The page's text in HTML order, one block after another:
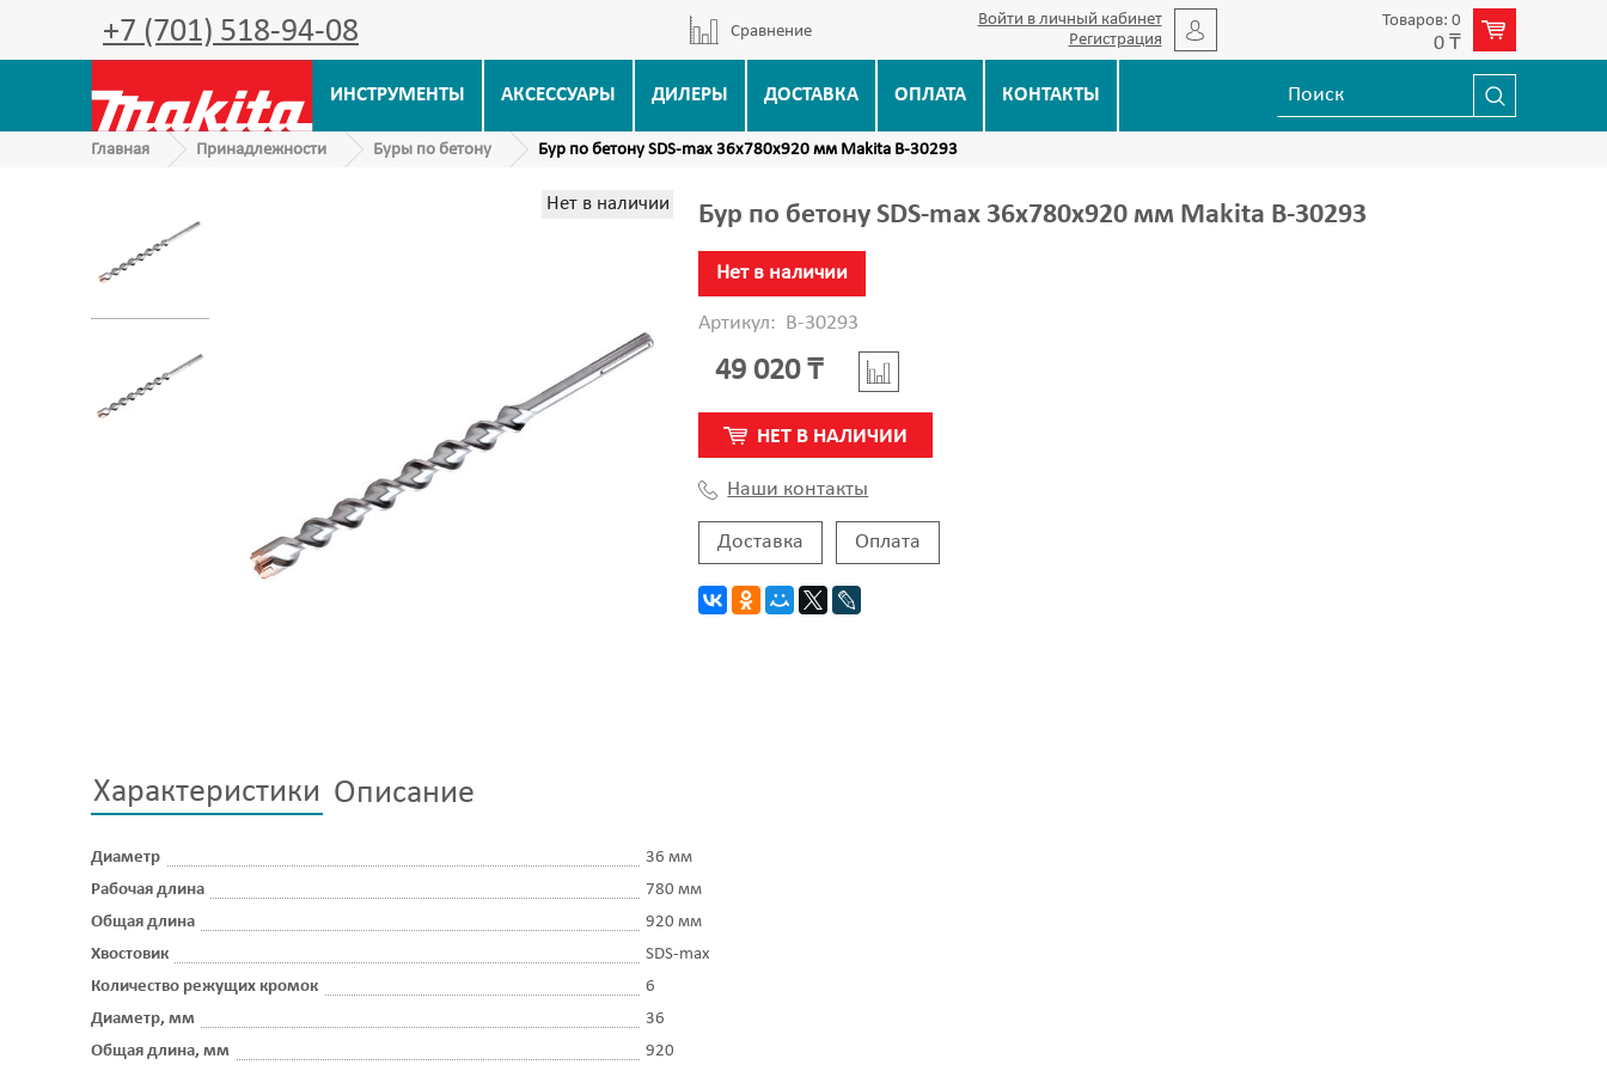
+7 (701) 518-94-08 Сравнение
Войти в личный кабинет
Регистрация
Товаров: 0
0 ₸
ИНСТРУМЕНТЫ АКСЕССУАРЫ ДИЛЕРЫ ДОСТАВКА ОПЛАТА КОНТАКТЫ
Главная Принадлежности Буры по бетону Бур по бетону SDS-max 36х780х920 мм Makita B-30293
Нет в наличии Бур по бетону SDS-max 36х780х920 мм Makita B-30293
Нет в наличии
Артикул: B-30293
49 020 ₸
НЕТ В НАЛИЧИИ
Наши контакты
Доставка Оплата
Характеристики
Диаметр
36 мм
Рабочая длина
780 мм
Общая длина
920 мм
Хвостовик
SDS-max
Количество режущих кромок
6
Диаметр, мм
36
Общая длина, мм
920
Описание